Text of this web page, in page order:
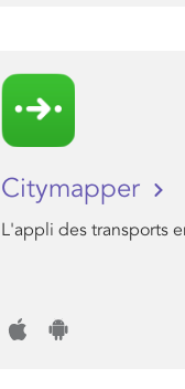
Citymapper
L'appli des transports